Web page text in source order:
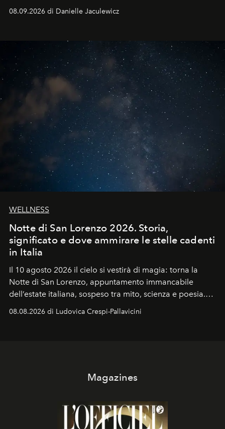
dell'autunno?
08.09.2026 di Danielle Jaculewicz
WELLNESS
Notte di San Lorenzo 2026. Storia,
significato e dove ammirare le stelle cadenti
in Italia
Il 10 agosto 2026 il cielo si vestirà di magia: torna la
Notte di San Lorenzo, appuntamento immancabile
dell’estate italiana, sospeso tra mito, scienza e poesia.
Sarà il momento in cui gli occhi si alzano verso la volta
celeste per seguire il passaggio delle
08.08.2026 di Ludovica Crespi-Pallavicini
Magazines